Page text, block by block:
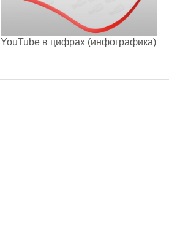
YouTube в цифрах (инфографика)